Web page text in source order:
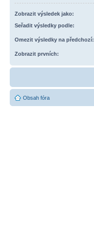
Zobrazit výsledek jako:
Seřadit výsledky podle:
Omezit výsledky na předchozí:
Zobrazit prvních:
Obsah fóra